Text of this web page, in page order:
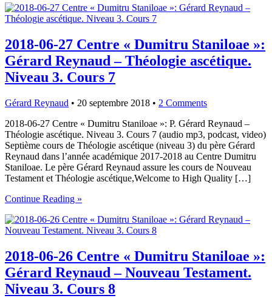
2018-06-27 Centre « Dumitru Staniloae »:
Gérard Reynaud – Théologie ascétique.
Niveau 3. Cours 7
Gérard Reynaud • 20 septembre 2018 • 2 Comments
2018-06-27 Centre « Dumitru Staniloae »: P. Gérard Reynaud –
Théologie ascétique. Niveau 3. Cours 7 (audio mp3, podcast, video)
Septième cours de Théologie ascétique (niveau 3) du père Gérard
Reynaud dans l’année académique 2017-2018 au Centre Dumitru
Staniloae. Le père Gérard Reynaud assure les cours de Nouveau
Testament et Théologie ascétique,Welcome to High Quality […]
Continue Reading »
2018-06-26 Centre « Dumitru Staniloae »:
Gérard Reynaud – Nouveau Testament.
Niveau 3. Cours 8